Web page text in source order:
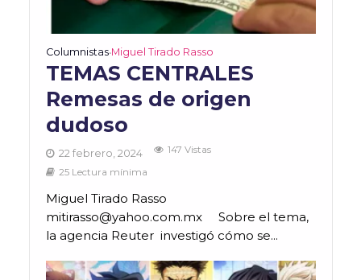
Columnistas•Miguel Tirado Rasso
TEMAS CENTRALES
Remesas de origen
dudoso
22 febrero, 2024
147 Vistas
25 Lectura mínima
Miguel Tirado Rasso
mitirasso@yahoo.com.mx Sobre el tema,
la agencia Reuter investigó cómo se...